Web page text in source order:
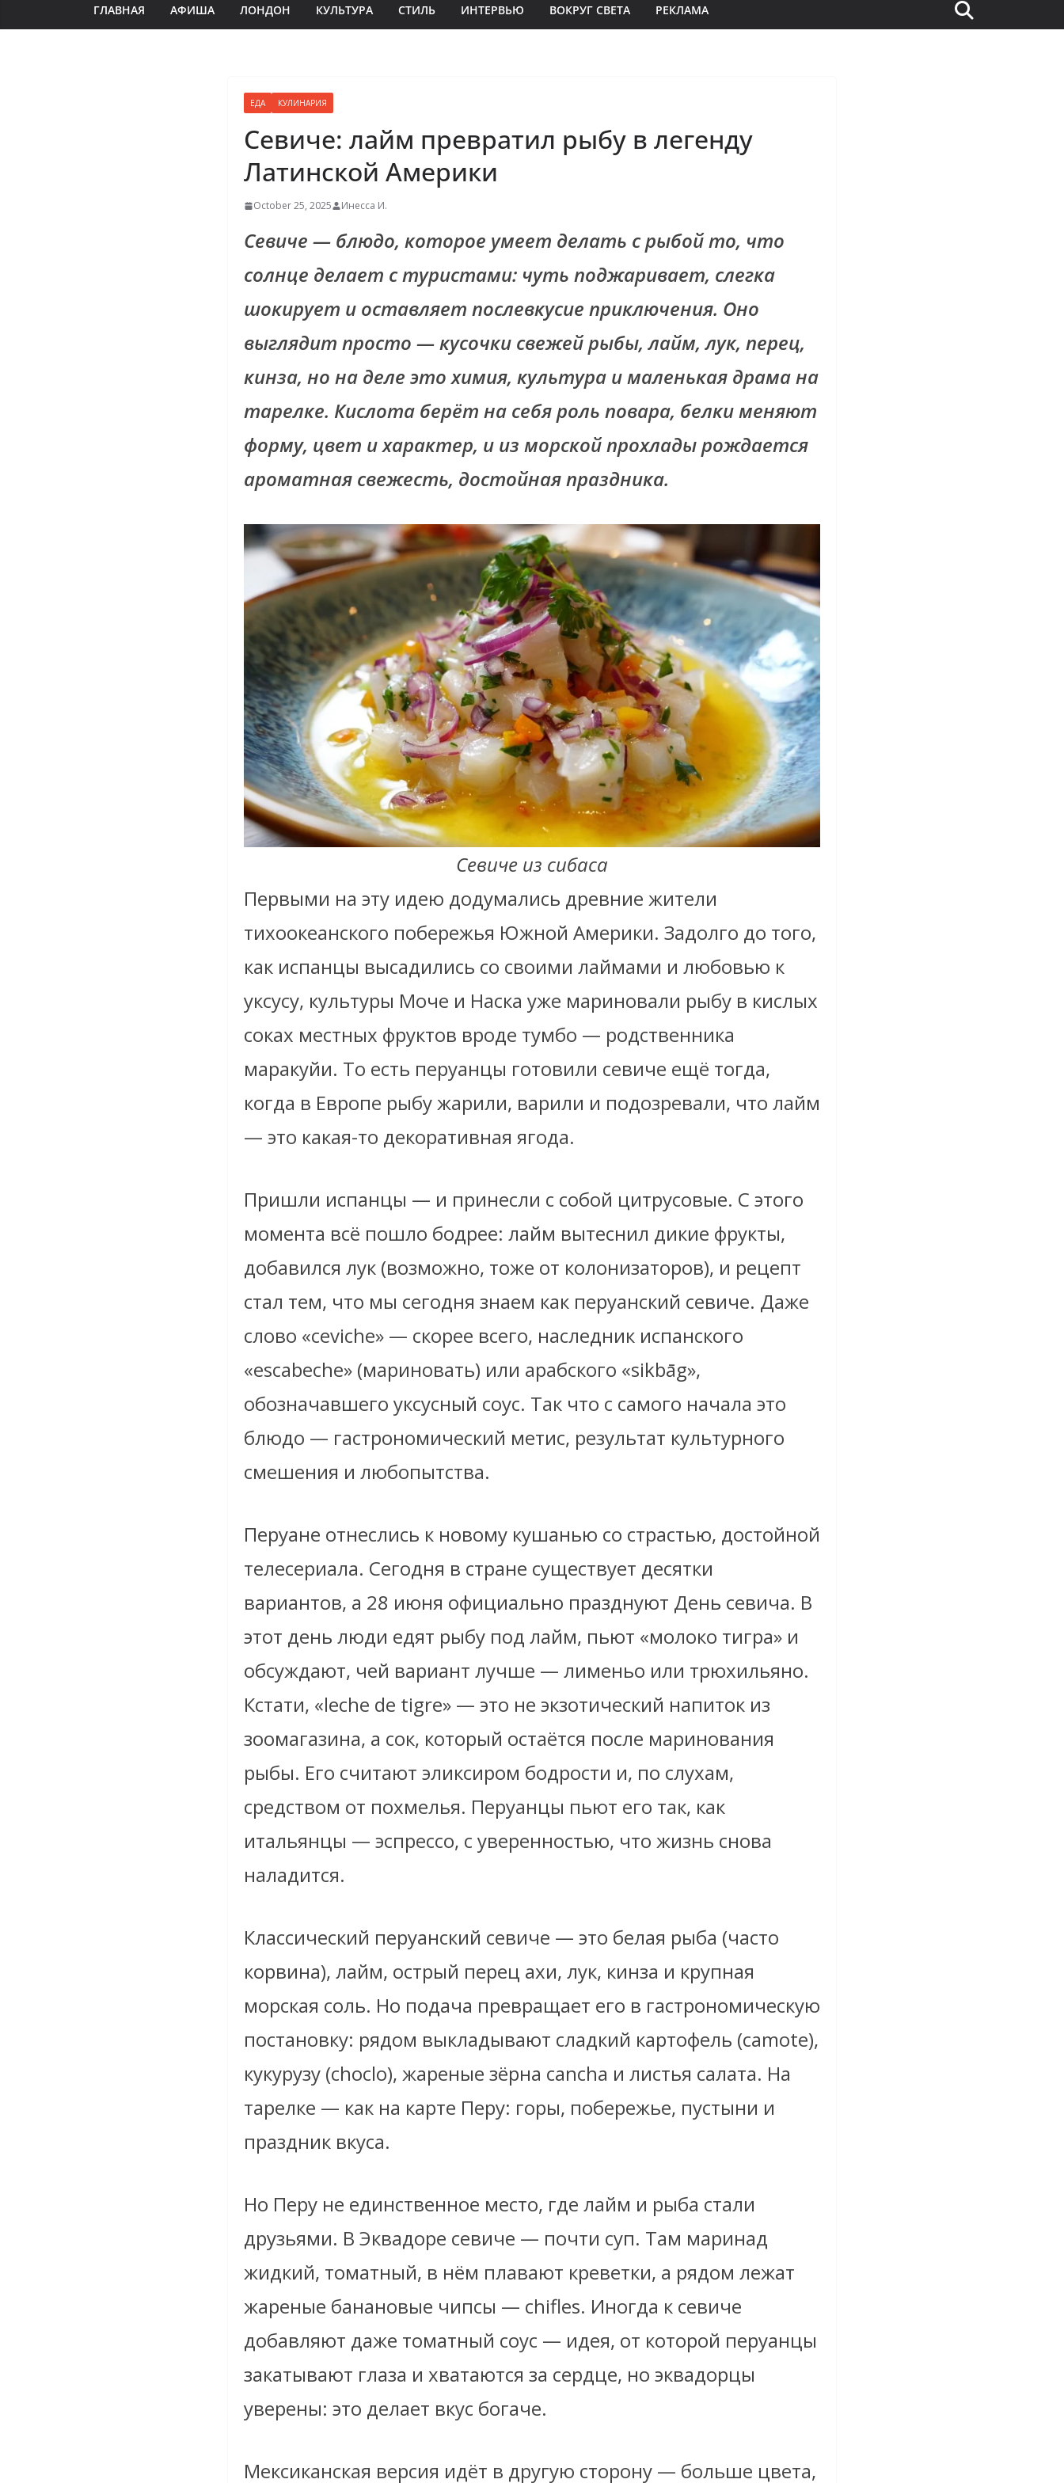
ГЛАВНАЯ АФИША ЛОНДОН КУЛЬТУРА СТИЛЬ ИНТЕРВЬЮ ВОКРУГ СВЕТА РЕКЛАМА
ЕДА КУЛИНАРИЯ
Севиче: лайм превратил рыбу в легенду
Латинской Америки
October 25, 2025 Инесса И.
Севиче — блюдо, которое умеет делать с рыбой то, что
солнце делает с туристами: чуть поджаривает, слегка
шокирует и оставляет послевкусие приключения. Оно
выглядит просто — кусочки свежей рыбы, лайм, лук, перец,
кинза, но на деле это химия, культура и маленькая драма на
тарелке. Кислота берёт на себя роль повара, белки меняют
форму, цвет и характер, и из морской прохлады рождается
ароматная свежесть, достойная праздника.
Севиче из сибаса
Первыми на эту идею додумались древние жители
тихоокеанского побережья Южной Америки. Задолго до того,
как испанцы высадились со своими лаймами и любовью к
уксусу, культуры Моче и Наска уже мариновали рыбу в кислых
соках местных фруктов вроде тумбо — родственника
маракуйи. То есть перуанцы готовили севиче ещё тогда,
когда в Европе рыбу жарили, варили и подозревали, что лайм
— это какая-то декоративная ягода.
Пришли испанцы — и принесли с собой цитрусовые. С этого
момента всё пошло бодрее: лайм вытеснил дикие фрукты,
добавился лук (возможно, тоже от колонизаторов), и рецепт
стал тем, что мы сегодня знаем как перуанский севиче. Даже
слово «ceviche» — скорее всего, наследник испанского
«escabeche» (мариновать) или арабского «sikbāg»,
обозначавшего уксусный соус. Так что с самого начала это
блюдо — гастрономический метис, результат культурного
смешения и любопытства.
Перуане отнеслись к новому кушанью со страстью, достойной
телесериала. Сегодня в стране существует десятки
вариантов, а 28 июня официально празднуют День севича. В
этот день люди едят рыбу под лайм, пьют «молоко тигра» и
обсуждают, чей вариант лучше — лименьо или трюхильяно.
Кстати, «leche de tigre» — это не экзотический напиток из
зоомагазина, а сок, который остаётся после маринования
рыбы. Его считают эликсиром бодрости и, по слухам,
средством от похмелья. Перуанцы пьют его так, как
итальянцы — эспрессо, с уверенностью, что жизнь снова
наладится.
Классический перуанский севиче — это белая рыба (часто
корвина), лайм, острый перец ахи, лук, кинза и крупная
морская соль. Но подача превращает его в гастрономическую
постановку: рядом выкладывают сладкий картофель (camote),
кукурузу (choclo), жареные зёрна cancha и листья салата. На
тарелке — как на карте Перу: горы, побережье, пустыни и
праздник вкуса.
Но Перу не единственное место, где лайм и рыба стали
друзьями. В Эквадоре севиче — почти суп. Там маринад
жидкий, томатный, в нём плавают креветки, а рядом лежат
жареные банановые чипсы — chifles. Иногда к севиче
добавляют даже томатный соус — идея, от которой перуанцы
закатывают глаза и хватаются за сердце, но эквадорцы
уверены: это делает вкус богаче.
Мексиканская версия идёт в другую сторону — больше цвета,